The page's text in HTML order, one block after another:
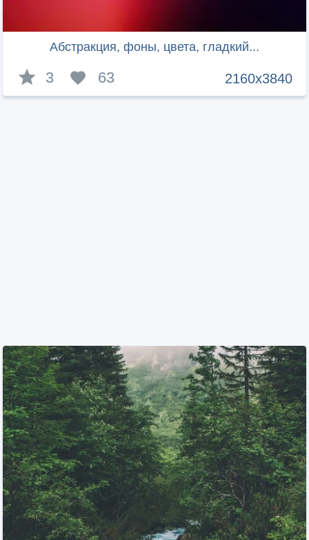
Абстракция, фоны, цвета, гладкий...
2160x3840
3 63